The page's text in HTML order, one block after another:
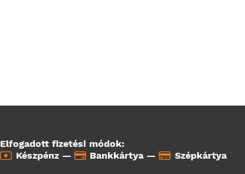
Elfogadott fizetési módok:
Készpénz —
Bankkártya — Szépkártya